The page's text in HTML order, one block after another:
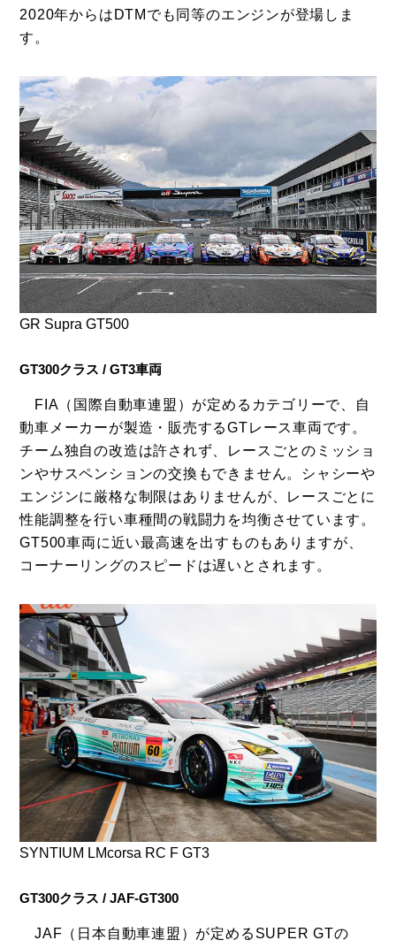
2020年からはDTMでも同等のエンジンが登場しま
す。
GR Supra GT500
GT300クラス / GT3車両
FIA（国際自動車連盟）が定めるカテゴリーで、自
動車メーカーが製造・販売するGTレース車両です。
チーム独自の改造は許されず、レースごとのミッショ
ンやサスペンションの交換もできません。シャシーや
エンジンに厳格な制限はありませんが、レースごとに
性能調整を行い車種間の戦闘力を均衡させています。
GT500車両に近い最高速を出すものもありますが、
コーナーリングのスピードは遅いとされます。
SYNTIUM LMcorsa RC F GT3
GT300クラス / JAF-GT300
JAF（日本自動車連盟）が定めるSUPER GTの